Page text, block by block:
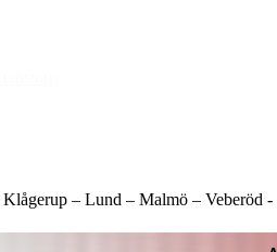
Klågerup – Lund – Malmö – Veberöd -